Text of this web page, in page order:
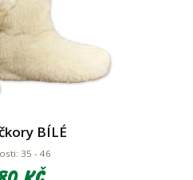
BÍLÉ
35 - 46